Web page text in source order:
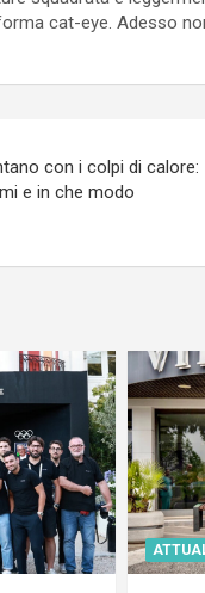
cat-eye. Adesso
con i colpi di calore:
e in che modo